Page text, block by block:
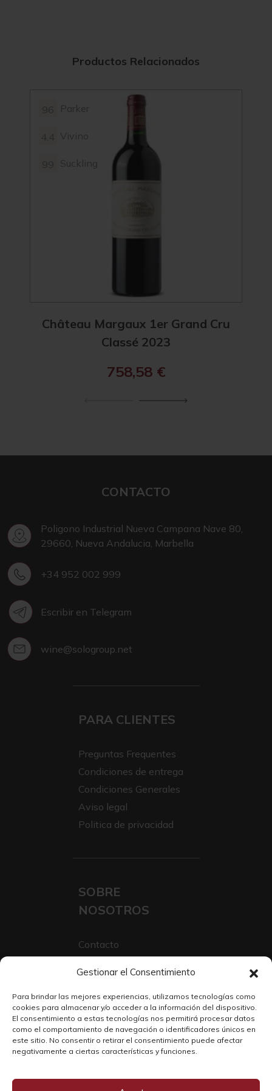
Gestionar el Consentimiento
Para brindar las mejores experiencias, utilizamos tecnologías como
cookies para almacenar y/o acceder a la información del dispositivo.
El consentimiento a estas tecnologías nos permitirá procesar datos
como el comportamiento de navegación o identificadores únicos en
este sitio. No consentir o retirar el consentimiento puede afectar
negativamente a ciertas características y funciones.
Productos Relacionados
Parker
Vivino
Suckling
Château Margaux 1er Grand Cru
Classé 2023
758,58 €
CONTACTO
Poligono Industrial Nueva Campana Nave 80,
29660, Nueva Andalucia, Marbella
+34 952 002 999
Escribir en Telegram
wine@sologroup.net
PARA CLIENTES
Preguntas Frequentes
Condiciones de entrega
Condiciones Generales
Aviso legal
Politica de privacidad
SOBRE
NOSOTROS
Contacto